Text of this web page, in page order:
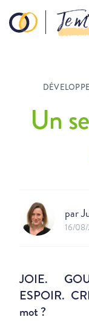
Je
Un
par
16/
JOIE.
ESPOIR.
mot ?